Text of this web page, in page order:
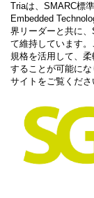
Triaは、SMARC標
Embedded
界リーダーと共に
て維持しています
規格を活用して、
することが可能に
サイトをご覧くださ